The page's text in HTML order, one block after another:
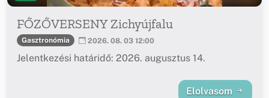
FŐZŐVERSENY Zichyújfalu
Gasztronómia 2026. 08. 03 12:00
Jelentkezési határidő: 2026. augusztus 14.
Elolvasom